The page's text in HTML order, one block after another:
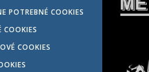
POTREBNÉ COOKIES
COOKIES
COOKIES